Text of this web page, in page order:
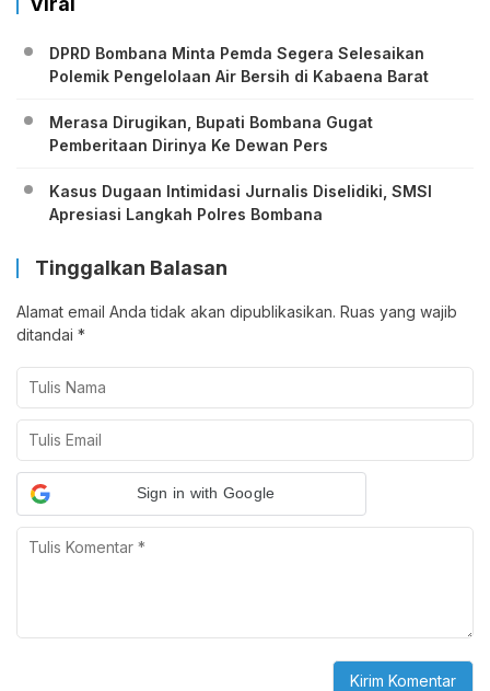
DPRD Bombana Minta Pemda Segera Selesaikan
Polemik Pengelolaan Air Bersih di Kabaena Barat
Merasa Dirugikan, Bupati Bombana Gugat
Pemberitaan Dirinya Ke Dewan Pers
Kasus Dugaan Intimidasi Jurnalis Diselidiki, SMSI
Apresiasi Langkah Polres Bombana
Tinggalkan Balasan
Alamat email Anda tidak akan dipublikasikan. Ruas yang wajib
ditandai *
Sign in with Google